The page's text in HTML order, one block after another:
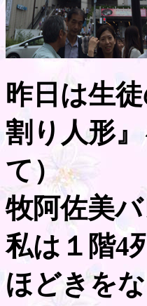
昨日は生
割り人形
て）
牧阿佐美
私は１階4
ほどきを